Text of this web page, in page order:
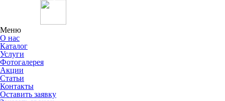
Меню
О нас
Каталог
Услуги
Фотогалерея
Акции
Статьи
Контакты
Оставить заявку